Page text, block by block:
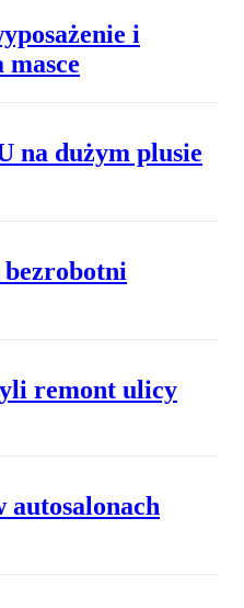
i
masce
na dużym plusie
remont ulicy